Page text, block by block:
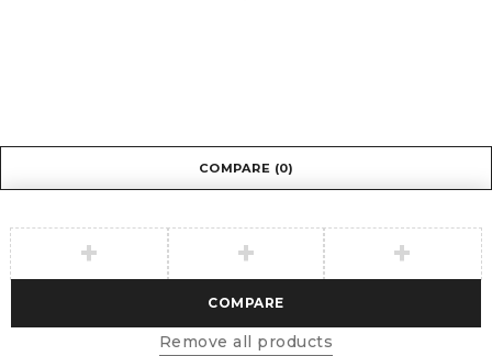
COMPARE (0)
COMPARE
Remove all products